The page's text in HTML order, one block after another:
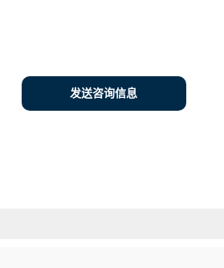
发送咨询信息